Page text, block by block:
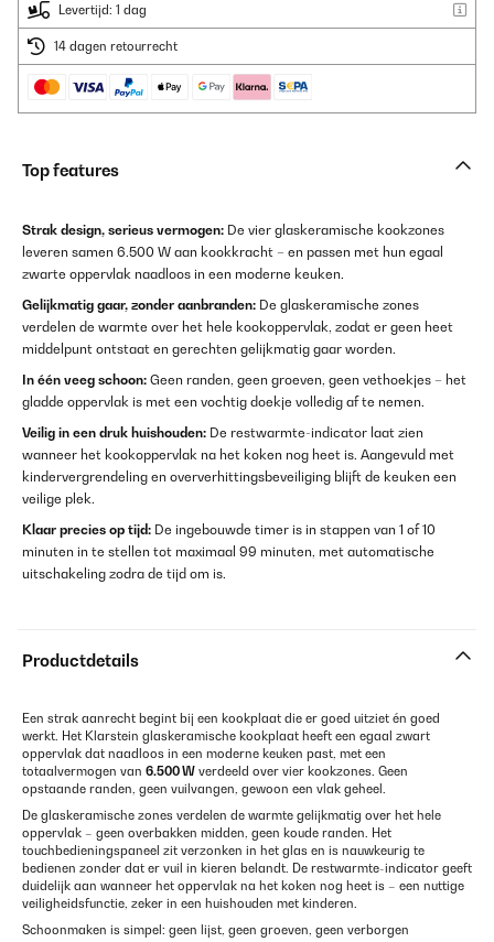
Levertijd: 1 dag
14 dagen retourrecht
Top features
Strak design, serieus vermogen: De vier glaskeramische kookzones
leveren samen 6.500 W aan kookkracht – en passen met hun egaal
zwarte oppervlak naadloos in een moderne keuken.
Gelijkmatig gaar, zonder aanbranden: De glaskeramische zones
verdelen de warmte over het hele kookoppervlak, zodat er geen heet
middelpunt ontstaat en gerechten gelijkmatig gaar worden.
In één veeg schoon: Geen randen, geen groeven, geen vethoekjes – het
gladde oppervlak is met een vochtig doekje volledig af te nemen.
Veilig in een druk huishouden: De restwarmte-indicator laat zien
wanneer het kookoppervlak na het koken nog heet is. Aangevuld met
kindervergrendeling en oververhittingsbeveiliging blijft de keuken een
veilige plek.
Klaar precies op tijd: De ingebouwde timer is in stappen van 1 of 10
minuten in te stellen tot maximaal 99 minuten, met automatische
uitschakeling zodra de tijd om is.
Productdetails
Een strak aanrecht begint bij een kookplaat die er goed uitziet én goed
werkt. Het Klarstein glaskeramische kookplaat heeft een egaal zwart
oppervlak dat naadloos in een moderne keuken past, met een
totaalvermogen van 6.500 W verdeeld over vier kookzones. Geen
opstaande randen, geen vuilvangen, gewoon een vlak geheel.
De glaskeramische zones verdelen de warmte gelijkmatig over het hele
oppervlak – geen overbakken midden, geen koude randen. Het
touchbedieningspaneel zit verzonken in het glas en is nauwkeurig te
bedienen zonder dat er vuil in kieren belandt. De restwarmte-indicator geeft
duidelijk aan wanneer het oppervlak na het koken nog heet is – een nuttige
veiligheidsfunctie, zeker in een huishouden met kinderen.
Schoonmaken is simpel: geen lijst, geen groeven, geen verborgen